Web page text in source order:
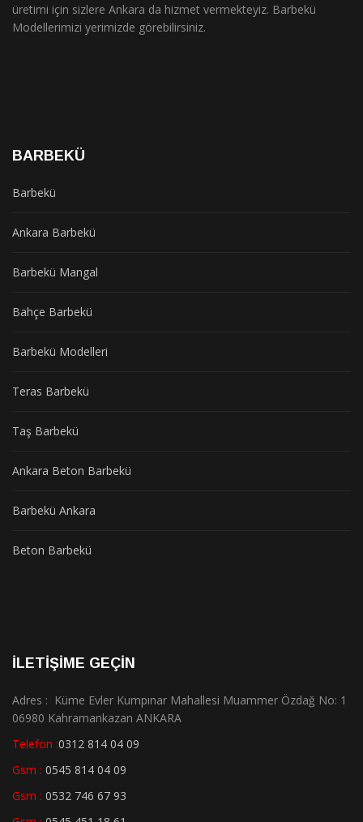
üretimi için sizlere Ankara da hizmet vermekteyiz. Barbekü
Modellerimizi yerimizde görebilirsiniz.
BARBEKÜ
Barbekü
Ankara Barbekü
Barbekü Mangal
Bahçe Barbekü
Barbekü Modelleri
Teras Barbekü
Taş Barbekü
Ankara Beton Barbekü
Barbekü Ankara
Beton Barbekü
İLETİŞİME GEÇİN
Adres : Küme Evler Kumpınar Mahallesi Muammer Özdağ No: 1
06980 Kahramankazan ANKARA
Telefon :0312 814 04 09
Gsm : 0545 814 04 09
Gsm : 0532 746 67 93